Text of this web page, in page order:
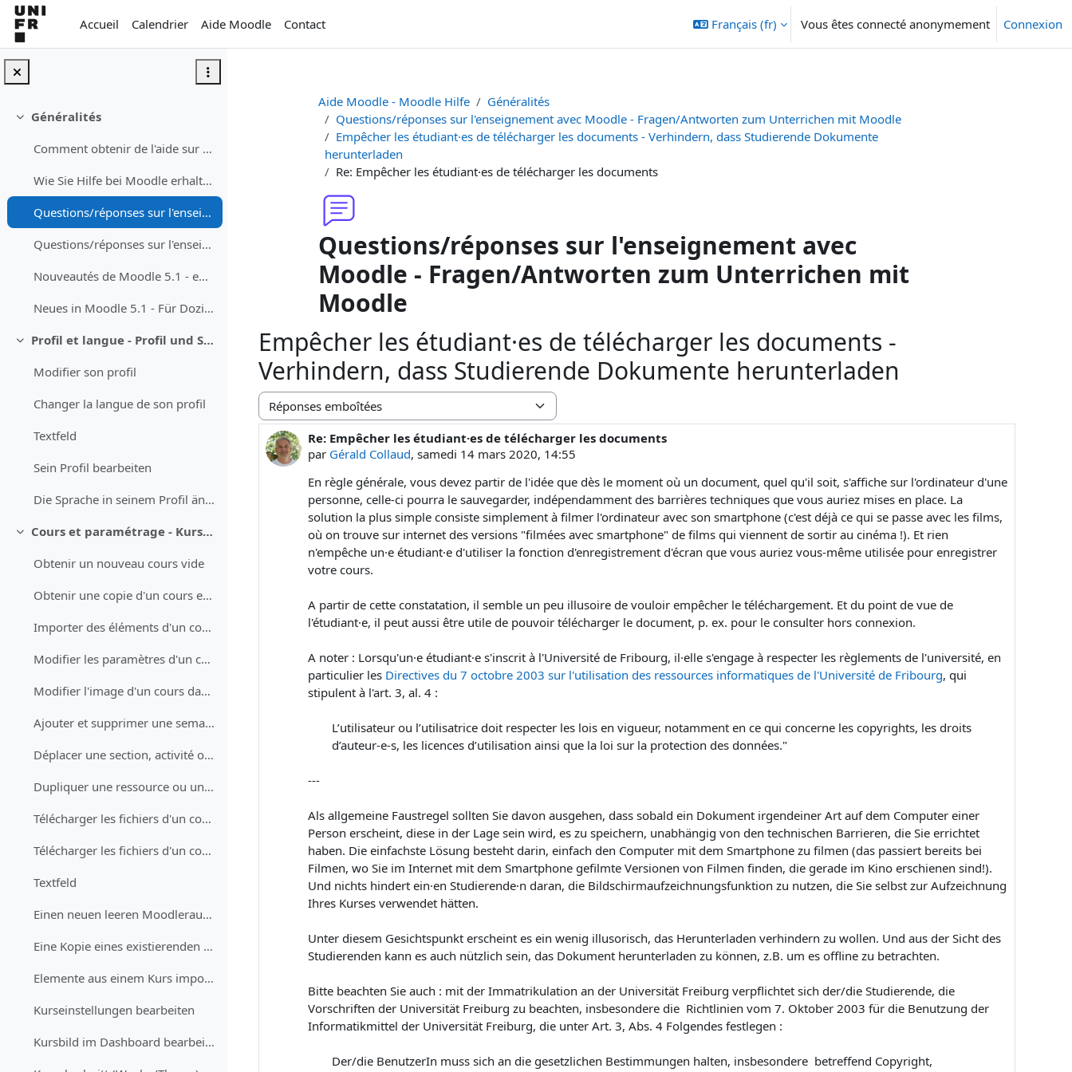
Passer au contenu principal
Accueil
Calendrier Aide Moodle Contact Français ‎(fr)‎ Vous êtes connecté anonymement Connexion
Replier
Généralités
Comment obtenir de l'aide sur Moodle
Wie Sie Hilfe bei Moodle erhalten können
Questions/réponses sur l'enseignement avec Moodle - Fragen/Antworten zum Unterrichen mit Moodle
Questions/réponses sur l'enseignement avec Teams dans les auditoires - Fragen/Antworten zum Studium mit Teams in dem Auditorium
Nouveautés de Moodle 5.1 - enseignant·e
Neues in Moodle 5.1 - Für Dozierende
Replier
Profil et langue - Profil und Sprache
Modifier son profil
Changer la langue de son profil
Textfeld
Sein Profil bearbeiten
Die Sprache in seinem Profil ändern
Replier
Cours et paramétrage - Kurse und Einstellungen
Obtenir un nouveau cours vide
Obtenir une copie d'un cours existant
Importer des éléments d'un cours (test QCM, devoir, questions)
Modifier les paramètres d'un cours
Modifier l'image d'un cours dans le tableau de bord
Ajouter et supprimer une semaine ou une section
Déplacer une section, activité ou ressource par glisser-déplacer
Dupliquer une ressource ou une activité
Télécharger les fichiers d'un cours (étudiant·e)
Télécharger les fichiers d'un cours (enseignant·e)
Textfeld
Einen neuen leeren Moodleraum erhalten
Eine Kopie eines existierenden Kurses erhalten
Elemente aus einem Kurs importieren (Tests, Aufgaben, Fragen)
Kurseinstellungen bearbeiten
Kursbild im Dashboard bearbeiten
Aide Moodle - Moodle Hilfe
Généralités
Questions/réponses sur l'enseignement avec Moodle - Fragen/Antworten zum Unterrichen mit Moodle
Empêcher les étudiant·es de télécharger les documents - Verhindern, dass Studierende Dokumente
herunterladen
Re: Empêcher les étudiant·es de télécharger les documents
Questions/réponses sur l'enseignement avec
Moodle - Fragen/Antworten zum Unterrichen mit
Moodle
Empêcher les étudiant·es de télécharger les documents -
Verhindern, dass Studierende Dokumente herunterladen
Type d’affichage
Re: Empêcher les étudiant·es de télécharger les documents
par Gérald Collaud, samedi 14 mars 2020, 14:55
Nombre de réponses : 0
En règle générale, vous devez partir de l'idée que dès le moment où un document, quel qu'il soit, s'affiche sur l'ordinateur d'une
personne, celle-ci pourra le sauvegarder, indépendamment des barrières techniques que vous auriez mises en place. La
solution la plus simple consiste simplement à filmer l'ordinateur avec son smartphone (c'est déjà ce qui se passe avec les films,
où on trouve sur internet des versions "filmées avec smartphone" de films qui viennent de sortir au cinéma !). Et rien
n'empêche un·e étudiant·e d'utiliser la fonction d'enregistrement d'écran que vous auriez vous-même utilisée pour enregistrer
votre cours.
A partir de cette constatation, il semble un peu illusoire de vouloir empêcher le téléchargement. Et du point de vue de
l'étudiant·e, il peut aussi être utile de pouvoir télécharger le document, p. ex. pour le consulter hors connexion.
A noter : Lorsqu'un·e étudiant·e s'inscrit à l'Université de Fribourg, il·elle s'engage à respecter les règlements de l'université, en
particulier les Directives du 7 octobre 2003 sur l'utilisation des ressources informatiques de l'Université de Fribourg, qui
stipulent à l'art. 3, al. 4 :
L’utilisateur ou l’utilisatrice doit respecter les lois en vigueur, notamment en ce qui concerne les copyrights, les droits
d’auteur-e-s, les licences d’utilisation ainsi que la loi sur la protection des données."
---
Als allgemeine Faustregel sollten Sie davon ausgehen, dass sobald ein Dokument irgendeiner Art auf dem Computer einer
Person erscheint, diese in der Lage sein wird, es zu speichern, unabhängig von den technischen Barrieren, die Sie errichtet
haben. Die einfachste Lösung besteht darin, einfach den Computer mit dem Smartphone zu filmen (das passiert bereits bei
Filmen, wo Sie im Internet mit dem Smartphone gefilmte Versionen von Filmen finden, die gerade im Kino erschienen sind!).
Und nichts hindert ein·en Studierende·n daran, die Bildschirmaufzeichnungsfunktion zu nutzen, die Sie selbst zur Aufzeichnung
Ihres Kurses verwendet hätten.
Unter diesem Gesichtspunkt erscheint es ein wenig illusorisch, das Herunterladen verhindern zu wollen. Und aus der Sicht des
Studierenden kann es auch nützlich sein, das Dokument herunterladen zu können, z.B. um es offline zu betrachten.
Bitte beachten Sie auch : mit der Immatrikulation an der Universität Freiburg verpflichtet sich der/die Studierende, die
Vorschriften der Universität Freiburg zu beachten, insbesondere die Richtlinien vom 7. Oktober 2003 für die Benutzung der
Informatikmittel der Universität Freiburg, die unter Art. 3, Abs. 4 Folgendes festlegen :
Der/die BenutzerIn muss sich an die gesetzlichen Bestimmungen halten, insbesondere betreffend Copyright,